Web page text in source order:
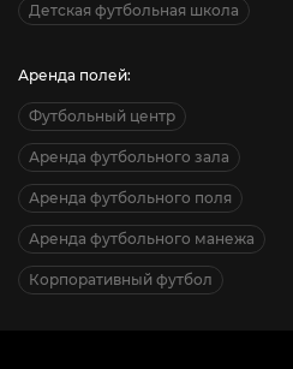
Детская футбольная школа
Аренда полей:
Футбольный центр
Аренда футбольного зала
Аренда футбольного поля
Аренда футбольного манежа
Корпоративный футбол